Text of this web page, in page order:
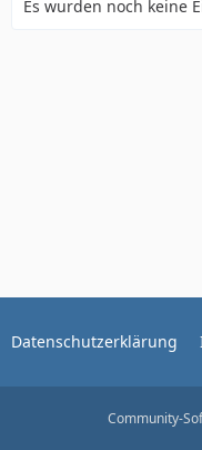
Es wurden noch keine
Datenschutzerklärung
Community-